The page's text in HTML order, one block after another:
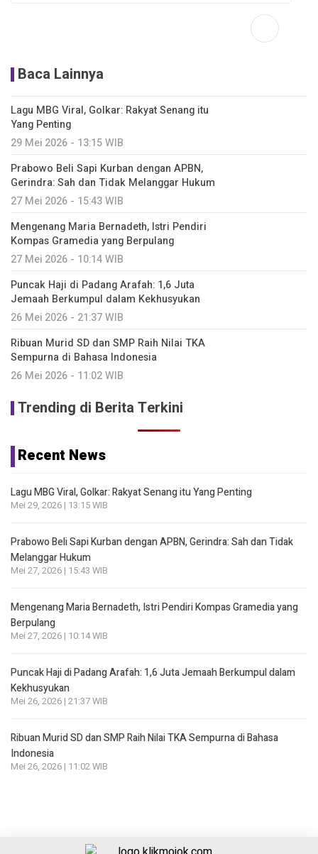
Baca Lainnya
Lagu MBG Viral, Golkar: Rakyat Senang itu
Yang Penting
29 Mei 2026 - 13:15 WIB
Prabowo Beli Sapi Kurban dengan APBN,
Gerindra: Sah dan Tidak Melanggar Hukum
27 Mei 2026 - 15:43 WIB
Mengenang Maria Bernadeth, Istri Pendiri
Kompas Gramedia yang Berpulang
27 Mei 2026 - 10:14 WIB
Puncak Haji di Padang Arafah: 1,6 Juta
Jemaah Berkumpul dalam Kekhusyukan
26 Mei 2026 - 21:37 WIB
Ribuan Murid SD dan SMP Raih Nilai TKA
Sempurna di Bahasa Indonesia
26 Mei 2026 - 11:02 WIB
Trending di Berita Terkini
Recent News
Lagu MBG Viral, Golkar: Rakyat Senang itu Yang Penting
Mei 29, 2026 | 13:15 WIB
Prabowo Beli Sapi Kurban dengan APBN, Gerindra: Sah dan Tidak
Melanggar Hukum
Mei 27, 2026 | 15:43 WIB
Mengenang Maria Bernadeth, Istri Pendiri Kompas Gramedia yang
Berpulang
Mei 27, 2026 | 10:14 WIB
Puncak Haji di Padang Arafah: 1,6 Juta Jemaah Berkumpul dalam
Kekhusyukan
Mei 26, 2026 | 21:37 WIB
Ribuan Murid SD dan SMP Raih Nilai TKA Sempurna di Bahasa
Indonesia
Mei 26, 2026 | 11:02 WIB